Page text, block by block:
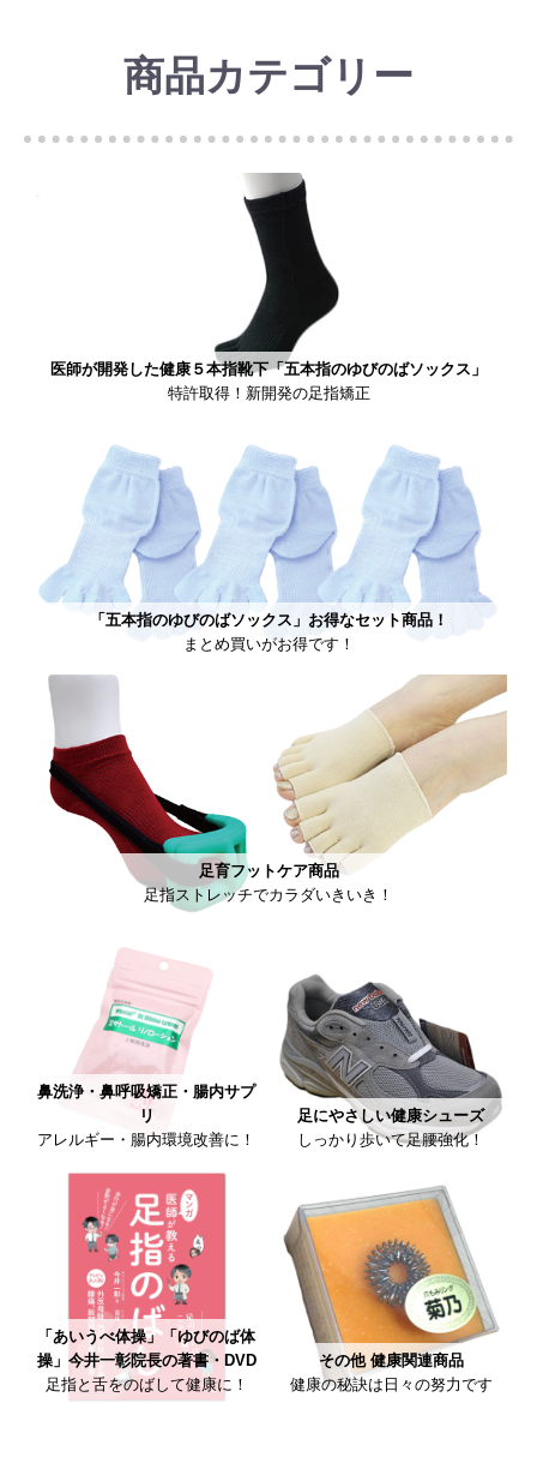
商品カテゴリー
医師が開発した健康５本指靴下「五本指のゆびのばソックス」
特許取得！新開発の足指矯正
「五本指のゆびのばソックス」お得なセット商品！
まとめ買いがお得です！
足育フットケア商品
足指ストレッチでカラダいきいき！
鼻洗浄・鼻呼吸矯正・腸内サプ
リ
アレルギー・腸内環境改善に！
足にやさしい健康シューズ
しっかり歩いて足腰強化！
「あいうべ体操」「ゆびのば体
操」今井一彰院長の著書・DVD
足指と舌をのばして健康に！
その他 健康関連商品
健康の秘訣は日々の努力です